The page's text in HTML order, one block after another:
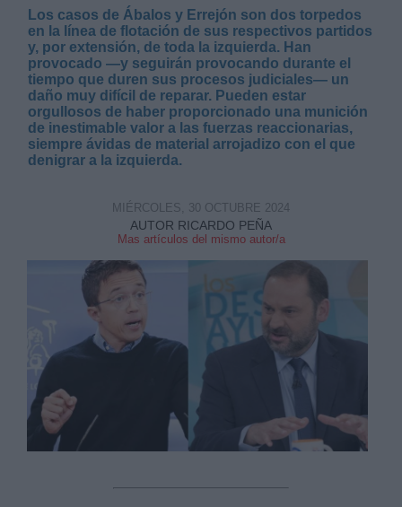
Los casos de Ábalos y Errejón son dos torpedos
en la línea de flotación de sus respectivos partidos
y, por extensión, de toda la izquierda. Han
provocado —y seguirán provocando durante el
tiempo que duren sus procesos judiciales— un
daño muy difícil de reparar. Pueden estar
orgullosos de haber proporcionado una munición
de inestimable valor a las fuerzas reaccionarias,
siempre ávidas de material arrojadizo con el que
denigrar a la izquierda.
AUTOR RICARDO PEÑA
Mas artículos del mismo autor/a
MIÉRCOLES, 30 OCTUBRE 2024
Legitimación:
Destinatarios:
Información adicional
link